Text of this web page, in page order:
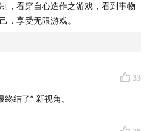
的投资向对话类播客。每期都
，无人知晓。
人投资的产品「
，看穿自心造作之游戏，看到事物
，享受无限游戏。
33
结了” 新视角。